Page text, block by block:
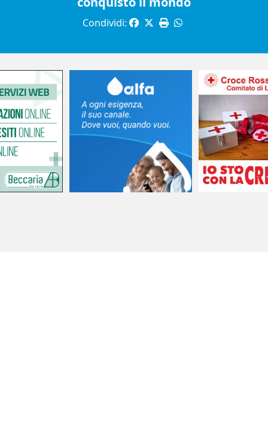
Condividi: